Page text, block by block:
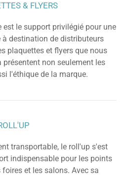
& FLYERS
le support privilégié pour une
destination de distributeurs
plaquettes et flyers que nous
non seulement les
l'éthique de la marque.
transportable, le roll'up s'est
indispensable pour les points
et les salons. Avec sa